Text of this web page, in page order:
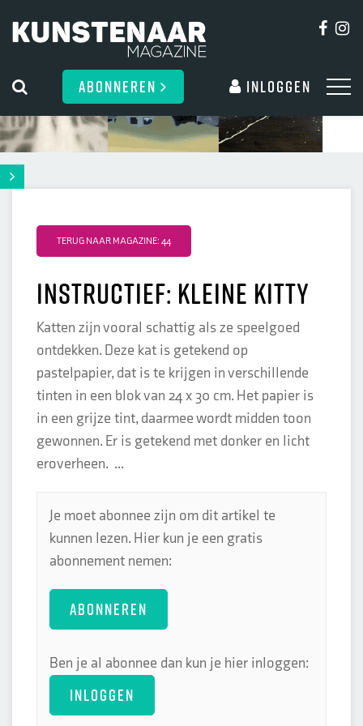
ABONNEREN Inloggen
TERUG NAAR MAGAZINE: 44
Instructief: Kleine Kitty
Katten zijn vooral schattig als ze speelgoed
ontdekken. Deze kat is getekend op
pastelpapier, dat is te krijgen in verschillende
tinten in een blok van 24 x 30 cm. Het papier is
in een grijze tint, daarmee wordt midden toon
gewonnen. Er is getekend met donker en licht
eroverheen. ...
Je moet abonnee zijn om dit artikel te
kunnen lezen. Hier kun je een gratis
abonnement nemen:
ABONNEREN
Ben je al abonnee dan kun je hier inloggen:
INLOGGEN